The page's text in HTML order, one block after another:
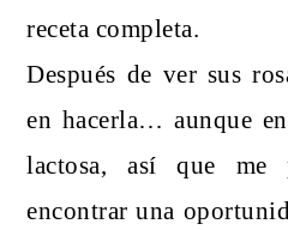
receta completa.
Después de ver sus
en hacerla… aunque
lactosa, así que me
encontrar una